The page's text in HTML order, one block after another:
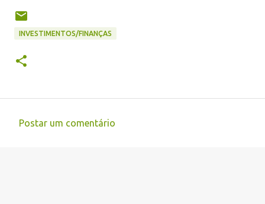
INVESTIMENTOS/FINANÇAS
Postar um comentário